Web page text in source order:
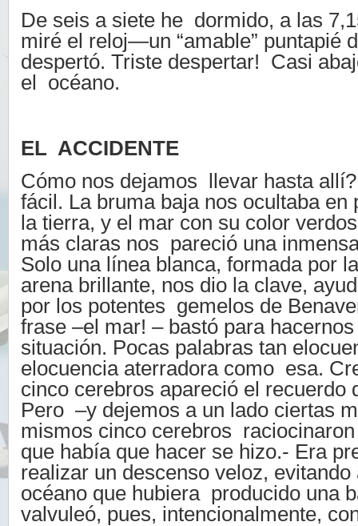
De seis a siete he dormido, a las
miré el reloj—un “amable” puntapié
despertó. Triste despertar! Casi
el océano.
EL ACCIDENTE
Cómo nos dejamos llevar hasta
fácil. La bruma baja nos ocultaba
la tierra, y el mar con su color
más claras nos pareció una
Solo una línea blanca, formada por
arena brillante, nos dio la clave,
por los potentes gemelos de
frase –el mar! – bastó para
situación. Pocas palabras tan
elocuencia aterradora como esa.
cinco cerebros apareció el recuerdo
Pero –y dejemos a un lado ciertas
mismos cinco cerebros
que había que hacer se hizo.- Era
realizar un descenso veloz,
océano que hubiera producido una
valvuleó, pues, intencionalmente,